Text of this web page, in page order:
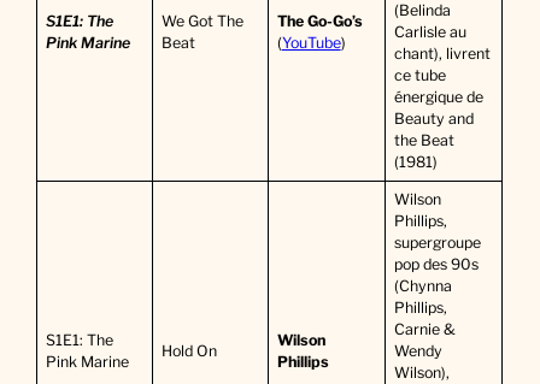
S1E1: The
Pink Marine
We Got The
Beat
The Go-Go’s
(YouTube)
(Belinda
Carlisle au
chant), livrent
ce tube
énergique de
Beauty and
the Beat
(1981)
S1E1: The
Pink Marine
Hold On
Wilson
Phillips
Wilson
Phillips,
supergroupe
pop des 90s
(Chynna
Phillips,
Carnie &
Wendy
Wilson),